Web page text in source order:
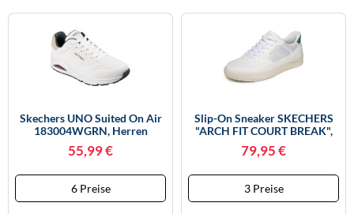
Skechers UNO Suited On Air
183004WGRN, Herren
Sneakers - 43 EU
55,99 €
6 Preise
Slip-On Sneaker SKECHERS
"ARCH FIT COURT BREAK",
Herren, Gr. 41, Weiß, Grün,
Lederimitat, Kontrastfarbene
Freizeitschuh Mit Handsfree
Slip-Ins Technologie
79,95 €
3 Preise